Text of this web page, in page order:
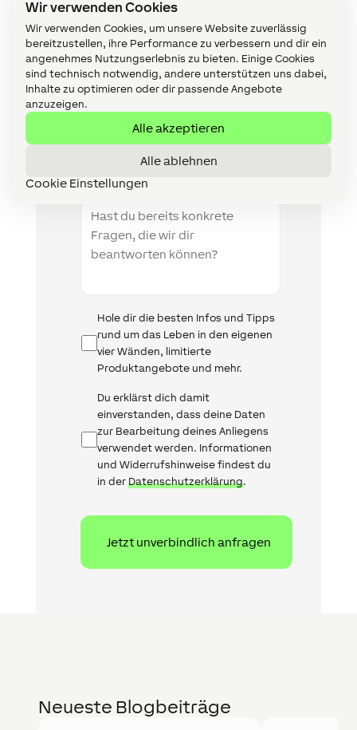
Wir verwenden Cookies
Wir verwenden Cookies, um unsere Website zuverlässig
bereitzustellen, ihre Performance zu verbessern und dir ein
angenehmes Nutzungserlebnis zu bieten. Einige Cookies
sind technisch notwendig, andere unterstützen uns dabei,
Inhalte zu optimieren oder dir passende Angebote
anzuzeigen.
Alle akzeptieren
Alle ablehnen
Cookie Einstellungen
Land
Infomail
Hole dir die besten Infos und Tipps
rund um das Leben in den eigenen
vier Wänden, limitierte
Produktangebote und mehr.
Datenschutz
Du erklärst dich damit
einverstanden, dass deine Daten
zur Bearbeitung deines Anliegens
verwendet werden. Informationen
und Widerrufshinweise findest du
in der Datenschutzerklärung.
Neueste Blogbeiträge